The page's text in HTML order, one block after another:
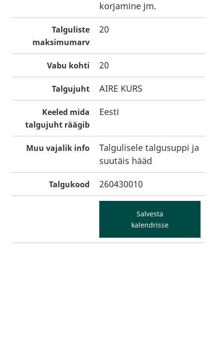
korjamine jm.
Talguliste
maksimumarv
20
Vabu kohti 20
Talgujuht AIRE KURS
Keeled mida
talgujuht räägib
Eesti
Muu vajalik info
Talgulisele talgusuppi ja
suutäis hääd
Talgukood 260430010
Salvesta
kalendrisse